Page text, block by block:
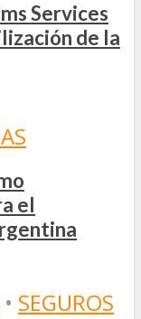
Services
de la
el
• SEGUROS